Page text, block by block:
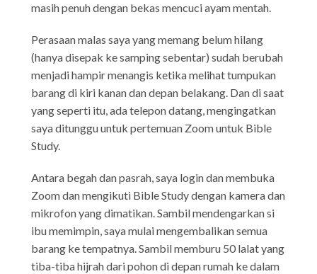
masih penuh dengan bekas mencuci ayam mentah.
Perasaan malas saya yang memang belum hilang
(hanya disepak ke samping sebentar) sudah berubah
menjadi hampir menangis ketika melihat tumpukan
barang di kiri kanan dan depan belakang. Dan di saat
yang seperti itu, ada telepon datang, mengingatkan
saya ditunggu untuk pertemuan Zoom untuk Bible
Study.
Antara begah dan pasrah, saya login dan membuka
Zoom dan mengikuti Bible Study dengan kamera dan
mikrofon yang dimatikan. Sambil mendengarkan si
ibu memimpin, saya mulai mengembalikan semua
barang ke tempatnya. Sambil memburu 50 lalat yang
tiba-tiba hijrah dari pohon di depan rumah ke dalam